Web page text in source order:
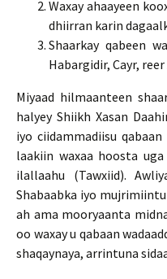
Waxay ahaayeen
dhiirran karin
Shaarkay qabeen
Habargidir, Cayr,
Miyaad hilmaanteen
halyey Shiikh Xasan
iyo ciidammadiisu
laakiin waxaa hoosta
ilallaahu (Tawxiid).
Shabaabka iyo
ah ama mooryaanta
oo waxay u qabaan
shaqaynaya, arrintuna